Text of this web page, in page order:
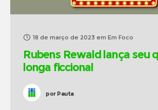
18 de março de 2023 em Em Foco
Rubens Rewald lança seu
longa ficcional
porPauta